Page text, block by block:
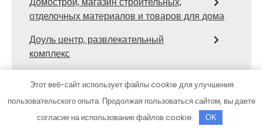
отделочных материалов и товаров для дома
Доуль центр, развлекательный
комплекс
Драйв
Дунай
Этот веб-сайт использует файлы cookie для улучшения
пользовательского опыта. Продолжая пользоваться сайтом, вы даете
согласие на использование файлов cookie.
OK